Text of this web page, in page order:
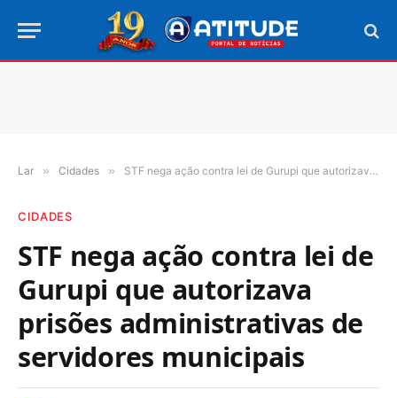
Lar » Cidades » STF nega ação contra lei de Gurupi que autorizava prisões administrativas de servidores municipais
CIDADES
STF nega ação contra lei de
Gurupi que autorizava
prisões administrativas de
servidores municipais